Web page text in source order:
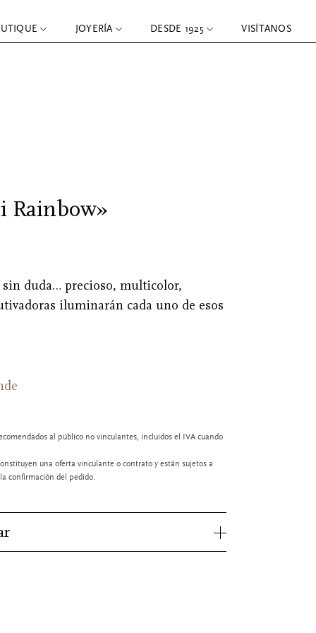
JOYERÍA DESDE 1925 VISÍTANOS
Rainbow»
sin duda… precioso, multicolor,
iluminarán cada uno de esos
al público no vinculantes, incluidos el IVA cuando
una oferta vinculante o contrato y están sujetos a
confirmación del pedido.